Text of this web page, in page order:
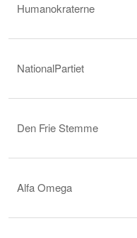
Humanokraterne
NationalPartiet
Den Frie Stemme
Alfa Omega